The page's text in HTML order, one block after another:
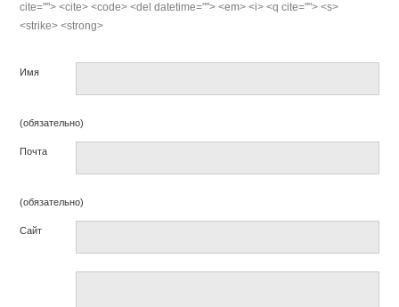
cite=""> <cite> <code> <del datetime=""> <em> <i> <q cite=""> <s>
<strike> <strong>
Имя
(обязательно)
Почта
(обязательно)
Сайт